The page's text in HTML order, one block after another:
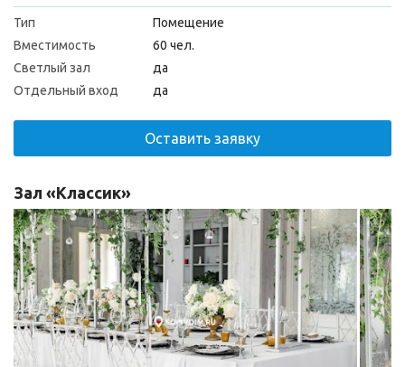
Тип
Помещение
Вместимость
60 чел.
Светлый зал
да
Отдельный вход
да
Оставить заявку
Зал «Классик»